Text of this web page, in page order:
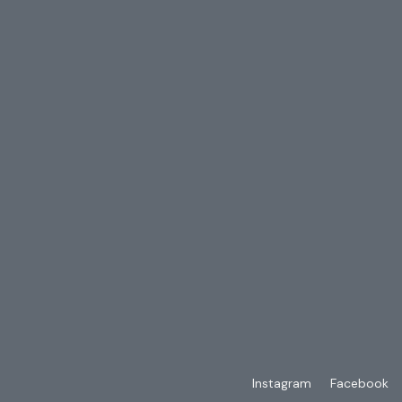
Instagram Facebook